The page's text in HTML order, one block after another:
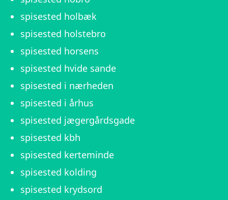
spisested holbæk
spisested holstebro
spisested horsens
spisested hvide sande
spisested i nærheden
spisested i århus
spisested jægergårdsgade
spisested kbh
spisested kerteminde
spisested kolding
spisested krydsord